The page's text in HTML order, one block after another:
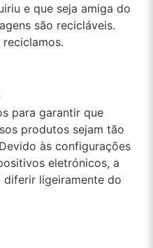
e que seja amiga do
são recicláveis.
para garantir que
produtos sejam tão
às configurações
eletrónicos, a
diferir ligeiramente do